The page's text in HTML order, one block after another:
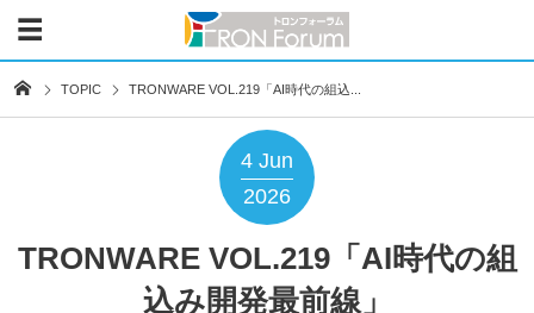
TOPIC TRONWARE VOL.219「AI時代の組込...
4 Jun
2026
TRONWARE VOL.219「AI時代の組
込み開発最前線」